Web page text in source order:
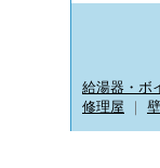
給湯器・ボ
修理屋 ｜